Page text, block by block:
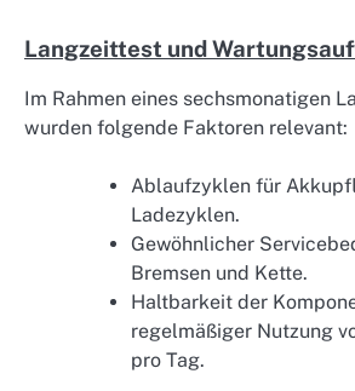
Langzeittest und
Im Rahmen eines sechsmonatigen
wurden folgende Faktoren relevant:
Ablaufzyklen für
Ladezyklen.
Gewöhnlicher
Bremsen und Kette.
Haltbarkeit der
regelmäßiger Nutzung
pro Tag.